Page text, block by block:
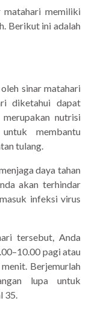
matahari memiliki
Berikut ini adalah
sinar matahari
diketahui dapat
nutrisi
membantu
tulang.
daya tahan
akan terhindar
infeksi virus
tersebut, Anda
pagi atau
Berjemurlah
lupa untuk
35.